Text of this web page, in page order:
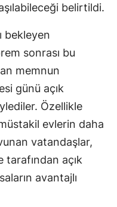
belirtildi.
bekleyen
sonrası bu
memnun
günü açık
Özellikle
evlerin daha
vatandaşlar,
açık
avantajlı